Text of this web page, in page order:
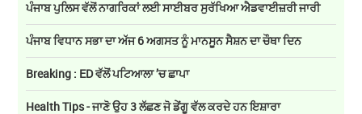
ਪੰਜਾਬ ਪੁਲਿਸ ਵੱਲੋਂ ਨਾਗਰਿਕਾਂ ਲਈ ਸਾਈਬਰ ਸੁਰੱਖਿਆ ਐਡਵਾਈਜ਼ਰੀ ਜਾਰੀ
ਪੰਜਾਬ ਵਿਧਾਨ ਸਭਾ ਦਾ ਅੱਜ 6 ਅਗਸਤ ਨੂੰ ਮਾਨਸੂਨ ਸੈਸ਼ਨ ਦਾ ਚੌਥਾ ਦਿਨ
Breaking : ED ਵੱਲੋਂ ਪਟਿਆਲਾ ’ਚ ਛਾਪਾ
Health Tips - ਜਾਣੋ ਉਹ 3 ਲੱਛਣ ਜੋ ਡੇਂਗੂ ਵੱਲ ਕਰਦੇ ਹਨ ਇਸ਼ਾਰਾ